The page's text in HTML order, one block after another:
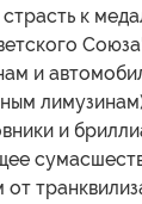
к
и
и